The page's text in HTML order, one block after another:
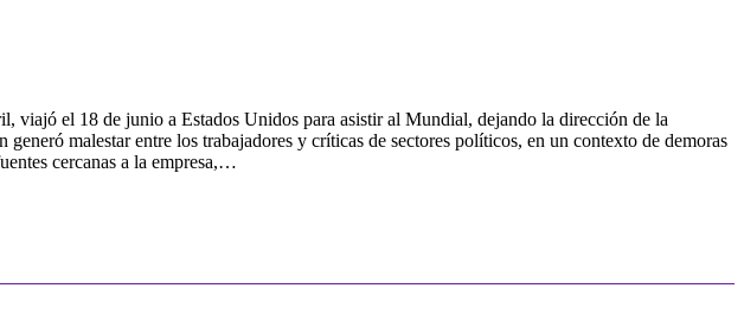
el 18 de junio a Estados Unidos para asistir al Mundial, dejando la dirección de la
malestar entre los trabajadores y críticas de sectores políticos, en un contexto de demoras
cercanas a la empresa,…